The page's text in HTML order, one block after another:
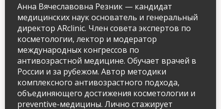
Анна Вячеславовна Резник — кандидат
медицинских наук основатель и генеральный
директор ARclinic. Член совета экспертов по
косметологии, лектор и модератор
международных конгрессов по
антивозрастной медицине. Обучает врачей в
России и за рубежом. Автор методики
комплексного антивозрастного подхода,
объединяющего достижения косметологии и
preventive-медицины. Лично стажирует